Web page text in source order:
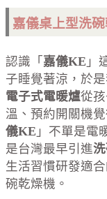
嘉儀桌上型洗
認識「嘉儀KE 」
子睡覺著涼，於
電子式電暖爐從
溫、預約開關機
儀KE 」不單是電
是台灣最早引進
生活習慣研發適
碗乾燥機。